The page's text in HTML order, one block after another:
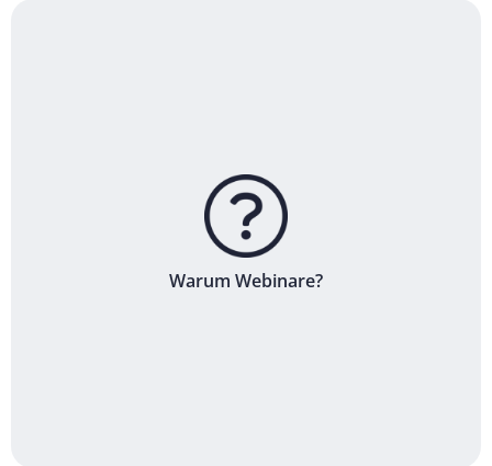
Warum Webinare?